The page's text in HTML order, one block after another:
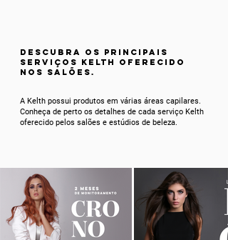
DESCUBRA OS PRINCIPAIS
Serviços KELTH OFERECIDO
NOS SALões.
A Kelth possui produtos em várias áreas capilares.
Conheça de perto os detalhes de cada serviço Kelth
oferecido pelos salões e estúdios de beleza.